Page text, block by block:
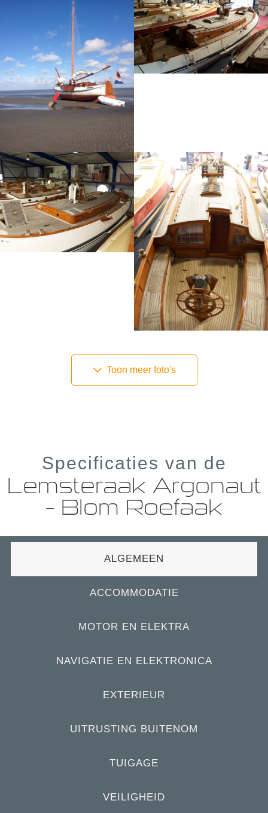
Toon meer foto's
Specificaties van de
Lemsteraak Argonaut
– Blom Roefaak
ALGEMEEN
ACCOMMODATIE
MOTOR EN ELEKTRA
NAVIGATIE EN ELEKTRONICA
EXTERIEUR
UITRUSTING BUITENOM
TUIGAGE
VEILIGHEID